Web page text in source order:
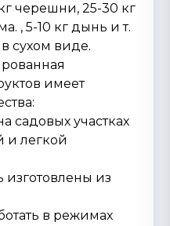
черешни, 25-30 кг
, 5-10 кг дынь и т.
сухом виде.
имеет
садовых участках
и легкой
изготовлены из
в режимах